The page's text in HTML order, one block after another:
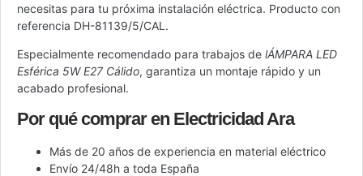
necesitas para tu próxima instalación eléctrica. Producto con
referencia DH-81139/5/CAL.
Especialmente recomendado para trabajos de lÁMPARA LED
Esférica 5W E27 Cálido, garantiza un montaje rápido y un
acabado profesional.
Por qué comprar en Electricidad Ara
Más de 20 años de experiencia en material eléctrico
Envío 24/48h a toda España